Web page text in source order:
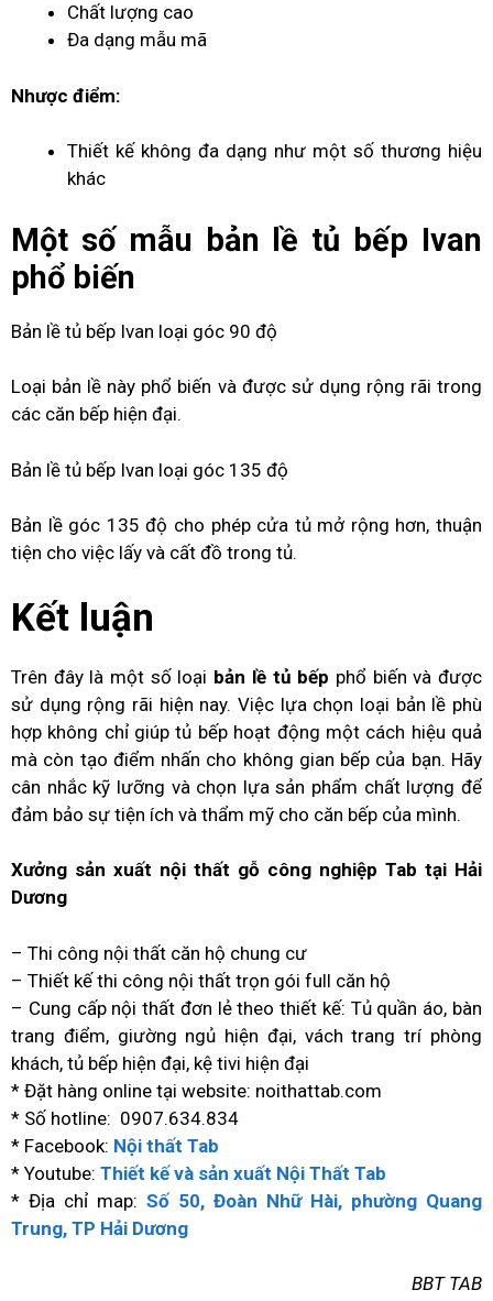
Chất lượng cao
Đa dạng mẫu mã
Nhược điểm:
Thiết kế không đa dạng như một số thương hiệu
khác
Một số mẫu bản lề tủ bếp Ivan
phổ biến
Bản lề tủ bếp Ivan loại góc 90 độ
Loại bản lề này phổ biến và được sử dụng rộng rãi trong
các căn bếp hiện đại.
Bản lề tủ bếp Ivan loại góc 135 độ
Bản lề góc 135 độ cho phép cửa tủ mở rộng hơn, thuận
tiện cho việc lấy và cất đồ trong tủ.
Kết luận
Trên đây là một số loại bản lề tủ bếp phổ biến và được
sử dụng rộng rãi hiện nay. Việc lựa chọn loại bản lề phù
hợp không chỉ giúp tủ bếp hoạt động một cách hiệu quả
mà còn tạo điểm nhấn cho không gian bếp của bạn. Hãy
cân nhắc kỹ lưỡng và chọn lựa sản phẩm chất lượng để
đảm bảo sự tiện ích và thẩm mỹ cho căn bếp của mình.
Xưởng sản xuất nội thất gỗ công nghiệp Tab tại Hải
Dương
– Thi công nội thất căn hộ chung cư
– Thiết kế thi công nội thất trọn gói full căn hộ
– Cung cấp nội thất đơn lẻ theo thiết kế: Tủ quần áo, bàn
trang điểm, giường ngủ hiện đại, vách trang trí phòng
khách, tủ bếp hiện đại, kệ tivi hiện đại
* Đặt hàng online tại website: noithattab.com
* Số hotline: 0907.634.834
* Facebook: Nội thất Tab
* Youtube: Thiết kế và sản xuất Nội Thất Tab
* Địa chỉ map: Số 50, Đoàn Nhữ Hài, phường Quang
Trung, TP Hải Dương
BBT TAB